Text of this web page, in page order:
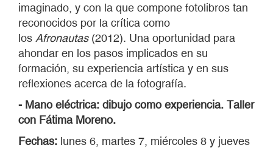
imaginado, y con la que compone fotolibros tan
reconocidos por la crítica como
los Afronautas(2012). Una oportunidad para
ahondar en los pasos implicados en su
formación, su experiencia artística y en sus
reflexiones acerca de la fotografía.
- Mano eléctrica: dibujo como experiencia. Taller
con Fátima Moreno.
Fechas: lunes 6, martes 7, miércoles 8 y jueves